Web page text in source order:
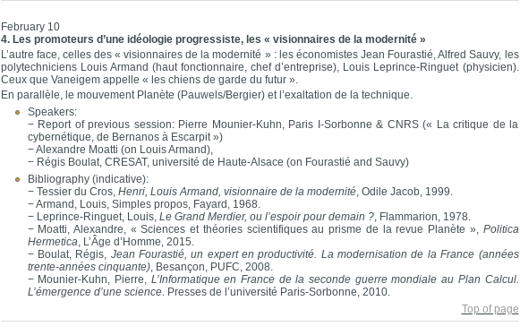
February 10
4. Les promoteurs d’une idéologie progressiste, les « visionnaires de la modernité »
L’autre face, celles des « visionnaires de la modernité » : les économistes Jean Fourastié, Alfred Sauvy, les
polytechniciens Louis Armand (haut fonctionnaire, chef d’entreprise), Louis Leprince-Ringuet (physicien).
Ceux que Vaneigem appelle « les chiens de garde du futur ».
En parallèle, le mouvement Planète (Pauwels/Bergier) et l’exaltation de la technique.
Speakers:
− Report of previous session: Pierre Mounier-Kuhn, Paris I-Sorbonne & CNRS (« La critique de la
cybernétique, de Bernanos à Escarpit »)
− Alexandre Moatti (on Louis Armand),
− Régis Boulat, CRESAT, université de Haute-Alsace (on Fourastié and Sauvy)
Bibliography (indicative):
− Tessier du Cros, Henri, Louis Armand, visionnaire de la modernité, Odile Jacob, 1999.
− Armand, Louis, Simples propos, Fayard, 1968.
− Leprince-Ringuet, Louis, Le Grand Merdier, ou l’espoir pour demain ?, Flammarion, 1978.
− Moatti, Alexandre, « Sciences et théories scientifiques au prisme de la revue Planète », Politica
Hermetica, L’Âge d’Homme, 2015.
− Boulat, Régis, Jean Fourastié, un expert en productivité. La modernisation de la France (années
trente-années cinquante), Besançon, PUFC, 2008.
− Mounier-Kuhn, Pierre, L’Informatique en France de la seconde guerre mondiale au Plan Calcul.
L’émergence d’une science. Presses de l’université Paris-Sorbonne, 2010.
Top of page